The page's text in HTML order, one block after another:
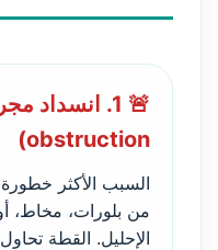
obstruction)
السبب الأكثر
من بلورات، مخاط،
الإحليل. القطة